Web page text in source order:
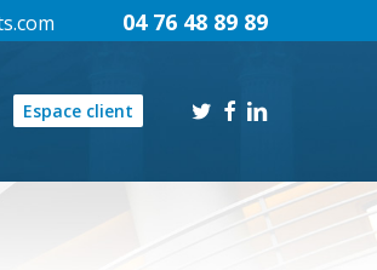
Espace client twitterfacebook
linkedin
04 76 48 89 89